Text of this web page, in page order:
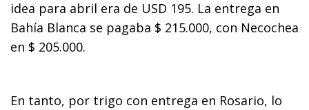
idea para abril era de USD 195. La entrega en
Bahía Blanca se pagaba $ 215.000, con Necochea
en $ 205.000.
En tanto, por trigo con entrega en Rosario, lo